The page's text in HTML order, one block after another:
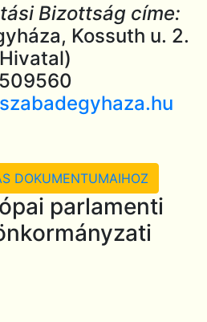
Bizottság címe:
Kossuth u. 2.
DOKUMENTUMAIHOZ
parlamenti